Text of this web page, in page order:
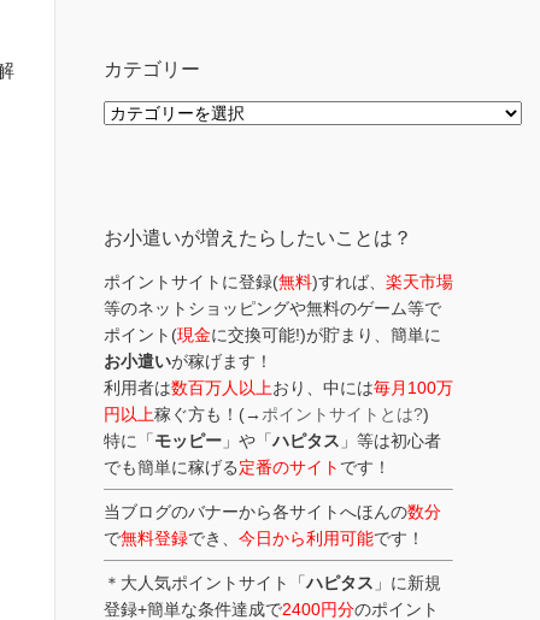
カテゴリー
カ
お小遣いが増えたらしたいことは？
ポイントサイトに登録(無料)すれば、 楽天市場
等のネットショッピングや無料のゲーム等で
ポイント(現金に交換可能!)が貯まり、簡単に
お小遣いが稼げます！
利用者は数百万人以上おり、中には毎月100万
円以上稼ぐ方も！(→ ポイントサイトとは?)
特に「モッピー 」や「ハピタス 」等は初心者
でも簡単に稼げる定番のサイト です！
当ブログのバナーから各サイトへほんの数分
で無料登録でき、 今日から利用可能です！
＊大人気ポイントサイト「ハピタス 」に新規
登録+簡単な条件達成で2400円分のポイント